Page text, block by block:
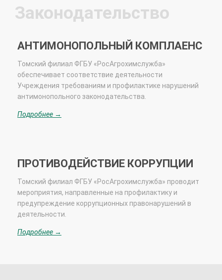
Законодательство
АНТИМОНОПОЛЬНЫЙ КОМПЛАЕНС
Томский филиал ФГБУ «РосАгрохимслужба»
обеспечивает соответствие деятельности
Учреждения требованиям и профилактике нарушений
антимонопольного законодательства.
Подробнее →
ПРОТИВОДЕЙСТВИЕ КОРРУПЦИИ
Томский филиал ФГБУ «РосАгрохимслужба» проводит
мероприятия, направленные на профилактику и
предупреждение коррупционных правонарушений в
деятельности.
Подробнее →